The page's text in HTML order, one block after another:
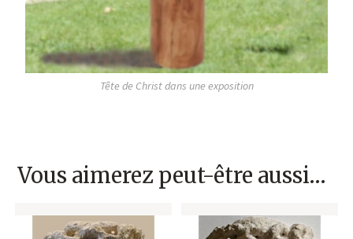
Tête de Christ dans une exposition
Vous aimerez peut-être aussi…